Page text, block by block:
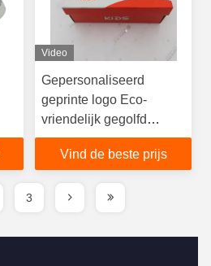
Video
Gepersonaliseerd
geprinte logo Eco-
vriendelijk gegolfd
karton vouwdoos voor
kinderen
Vind de beste prijs
3